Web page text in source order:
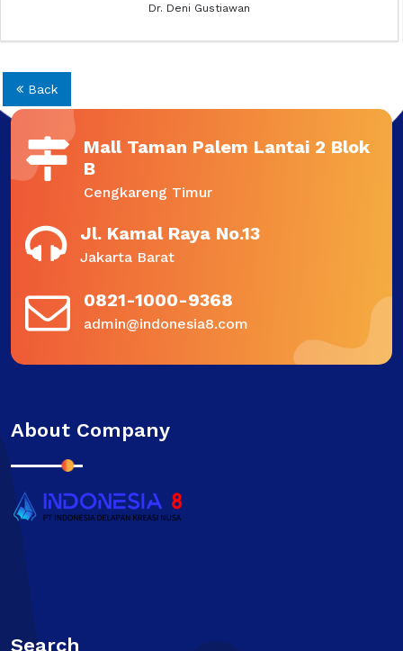
Dr. Deni Gustiawan
Back
Mall Taman Palem Lantai 2 Blok
B
Cengkareng Timur
Jl. Kamal Raya No.13
Jakarta Barat
0821-1000-9368
admin@indonesia8.com
About Company
Search